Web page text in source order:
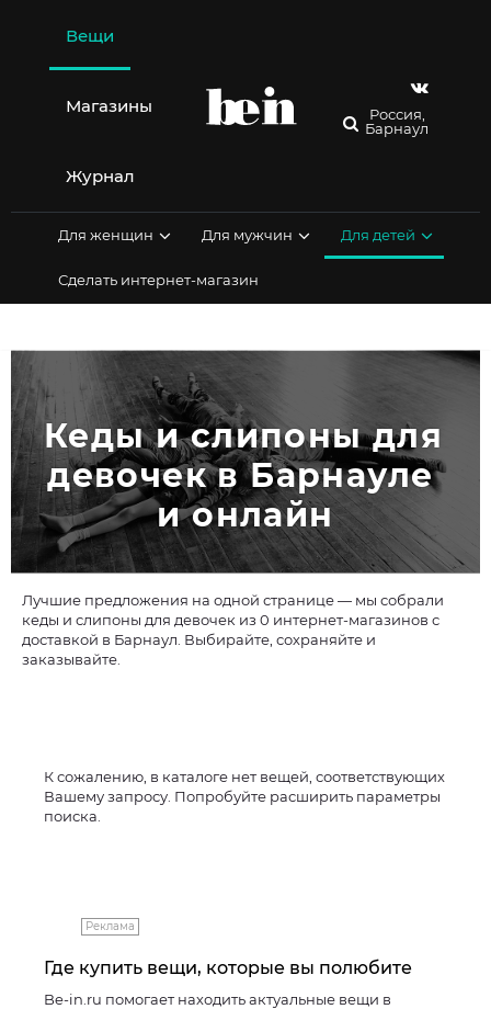
содержимому
Вещи
Магазины
Журнал
Россия,
Барнаул
Для женщин Для мужчин Для детей
Сделать интернет-магазин
Кеды и слипоны для
девочек в Барнауле
и онлайн
Лучшие предложения на одной странице — мы собрали
кеды и слипоны для девочек из 0 интернет-магазинов с
доставкой в Барнаул. Выбирайте, сохраняйте и
заказывайте.
К сожалению, в каталоге нет вещей, соответствующих
Вашему запросу. Попробуйте расширить параметры
поиска.
Реклама
Где купить вещи, которые вы полюбите
Be-in.ru помогает находить актуальные вещи в